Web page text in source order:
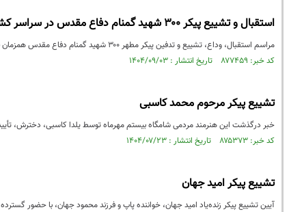
استقبال و تشییع پیکر ۳۰۰ شهید گمنام دفاع مقدس در سراسر کشور
مراسم استقبال، وداع، تشییع و تدفین پیکر مطهر ۳۰۰ شهید گمنام دفاع مقدس همزمان با سالروز شهادت صدیقه طاهره حضرت ...
کد خبر: ۸۷۷۴۵۹ تاریخ انتشار : ۱۴۰۴/۰۹/۰۳
تشییع پیکر مرحوم محمد کاسبی
خبر درگذشت این هنرمند مردمی شامگاه بیستم مهرماه توسط یلدا کاسبی، دخترش،
کد خبر: ۸۷۵۳۷۳ تاریخ انتشار : ۱۴۰۴/۰۷/۲۳
تشییع پیکر امید جهان
آیین تشییع پیکر زنده‌یاد امید جهان، خواننده پاپ و فرزند محمود جهان، با حضور